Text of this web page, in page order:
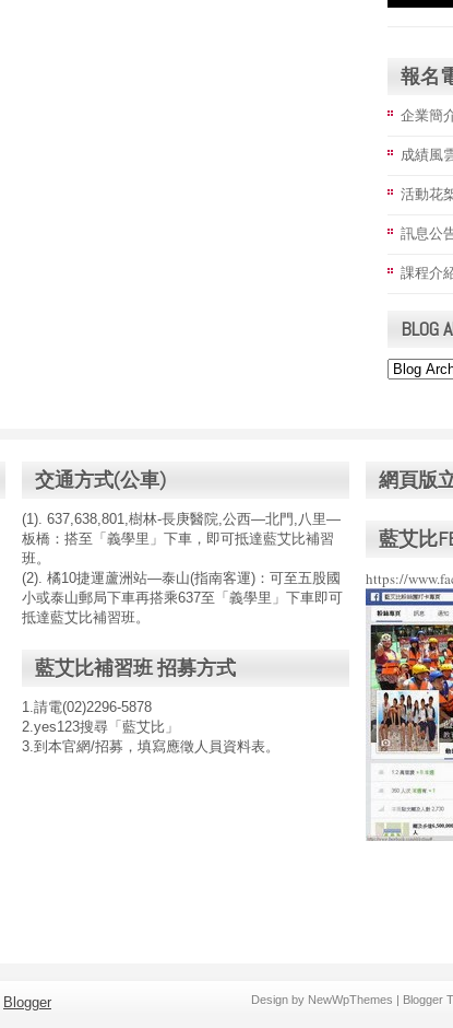
報名
企業簡
成績風
活動花
訊息公
課程介
BLOG
交通方式(公車)
(1). 637,638,801,樹林-長庚醫院,公西—北門,八里—
板橋：搭至「義學里」下車，即可抵達藍艾比補習
班。
(2). 橘10捷運蘆洲站—泰山(指南客運)：可至五股國
小或泰山郵局下車再搭乘637至「義學里」下車即可
抵達藍艾比補習班。
藍艾比補習班 招募方式
1.請電(02)2296-5878
2.yes123搜尋「藍艾比」
3.到本官網/招募，填寫應徵人員資料表。
網頁版
藍艾比
https://
Blogger Design by NewWpThemes | Blogger